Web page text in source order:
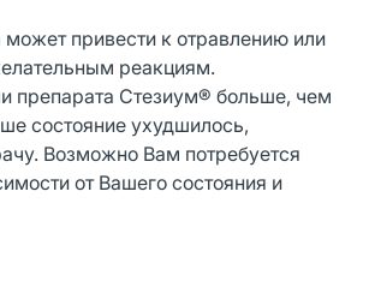
привести к отравлению или
реакциям.
препарата Стезиум® больше, чем
состояние ухудшилось,
Возможно Вам потребуется
от Вашего состояния и